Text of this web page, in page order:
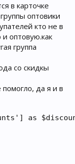
в карточке
оптовики
кто не в
оптовую.как
группа
со скидкы
помогло, да я и в
as